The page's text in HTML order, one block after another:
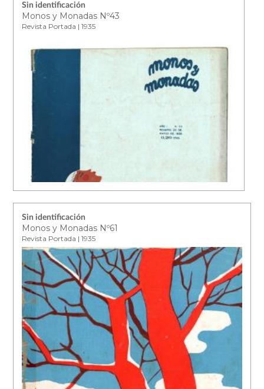
Sin identificación
Monos y Monadas Nº43
Revista Portada | 1935
Sin identificación
Monos y Monadas Nº61
Revista Portada | 1935